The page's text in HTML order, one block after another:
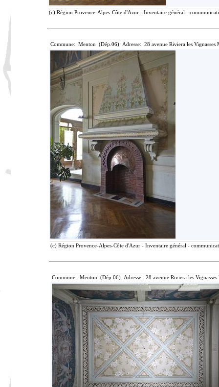
(c) Région Provence-Alpes-Côte d'Azur - Inventaire général -
Commune: Menton (Dép.06) Adresse: 28 avenue Riviera les
(c) Région Provence-Alpes-Côte d'Azur - Inventaire général -
Commune: Menton (Dép.06) Adresse: 28 avenue Riviera les